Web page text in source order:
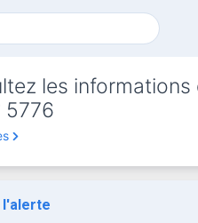
les informations
5776
l'alerte